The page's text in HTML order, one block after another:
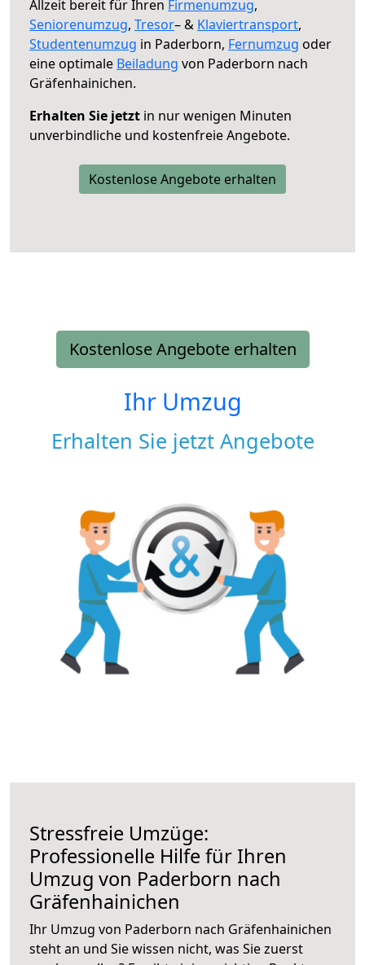
Allzeit bereit für Ihren Firmenumzug,
Seniorenumzug, Tresor– & Klaviertransport,
Studentenumzug in Paderborn, Fernumzug oder
eine optimale Beiladung von Paderborn nach
Gräfenhainichen.
Erhalten Sie jetzt in nur wenigen Minuten
unverbindliche und kostenfreie Angebote.
Kostenlose Angebote erhalten
Kostenlose Angebote erhalten
Ihr Umzug
Erhalten Sie jetzt Angebote
Stressfreie Umzüge:
Professionelle Hilfe für Ihren
Umzug von Paderborn nach
Gräfenhainichen
Ihr Umzug von Paderborn nach Gräfenhainichen
steht an und Sie wissen nicht, was Sie zuerst